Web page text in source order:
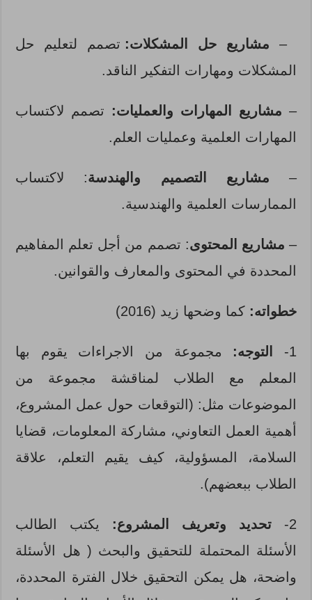
– مشاريع حل المشكلات: تصمم لتعليم حل
المشكلات ومهارات التفكير الناقد.
– مشاريع المهارات والعمليات: تصمم لاكتساب
المهارات العلمية وعمليات العلم.
– مشاريع التصميم والهندسة: لاكتساب
الممارسات العلمية والهندسية.
– مشاريع المحتوى: تصمم من أجل تعلم المفاهيم
المحددة في المحتوى والمعارف والقوانين.
خطواته:كما وضحها زيد (2016)
1- التوجه: مجموعة من الاجراءات يقوم بها
المعلم مع الطلاب لمناقشة مجموعة من
الموضوعات مثل: (التوقعات حول عمل المشروع،
أهمية العمل التعاوني، مشاركة المعلومات، قضايا
السلامة، المسؤولية، كيف يقيم التعلم، علاقة
الطلاب ببعضهم).
2- تحديد وتعريف المشروع: يكتب الطالب
الأسئلة المحتملة للتحقيق والبحث ( هل الأسئلة
واضحة، هل يمكن التحقيق خلال الفترة المحددة،